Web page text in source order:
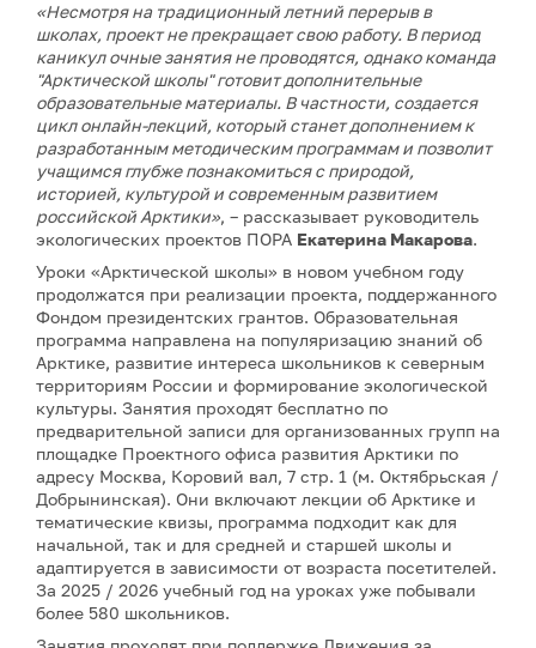
«Несмотря на традиционный летний перерыв в
школах, проект не прекращает свою работу. В период
каникул очные занятия не проводятся, однако команда
"Арктической школы" готовит дополнительные
образовательные материалы. В частности, создается
цикл онлайн-лекций, который станет дополнением к
разработанным методическим программам и позволит
учащимся глубже познакомиться с природой,
историей, культурой и современным развитием
российской Арктики», – рассказывает руководитель
экологических проектов ПОРА Екатерина Макарова.
Уроки «Арктической школы» в новом учебном году
продолжатся при реализации проекта, поддержанного
Фондом президентских грантов. Образовательная
программа направлена на популяризацию знаний об
Арктике, развитие интереса школьников к северным
территориям России и формирование экологической
культуры. Занятия проходят бесплатно по
предварительной записи для организованных групп на
площадке Проектного офиса развития Арктики по
адресу Москва, Коровий вал, 7 стр. 1 (м. Октябрьская /
Добрынинская). Они включают лекции об Арктике и
тематические квизы, программа подходит как для
начальной, так и для средней и старшей школы и
адаптируется в зависимости от возраста посетителей.
За 2025 / 2026 учебный год на уроках уже побывали
более 580 школьников.